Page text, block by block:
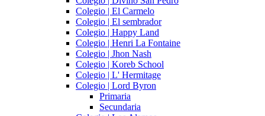
Colegio | El Carmelo
Colegio | El sembrador
Colegio | Happy Land
Colegio | Henri La Fontaine
Colegio | Jhon Nash
Colegio | Koreb School
Colegio | L' Hermitage
Colegio | Lord Byron
Primaria
Secundaria